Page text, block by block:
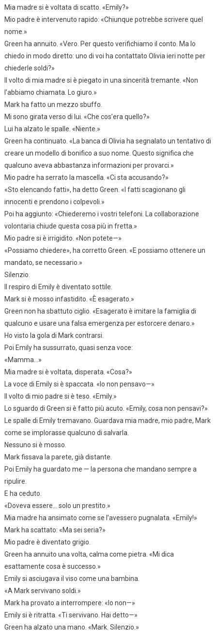
Mia madre si è voltata di scatto. «Emily?»
Mio padre è intervenuto rapido: «Chiunque potrebbe scrivere quel
nome.»
Green ha annuito. «Vero. Per questo verifichiamo il conto. Ma lo
chiedo in modo diretto: uno di voi ha contattato Olivia ieri notte per
chiederle soldi?»
Il volto di mia madre si è piegato in una sincerità tremante. «Non
l’abbiamo chiamata. Lo giuro.»
Mark ha fatto un mezzo sbuffo.
Mi sono girata verso di lui. «Che cos’era quello?»
Lui ha alzato le spalle. «Niente.»
Green ha continuato. «La banca di Olivia ha segnalato un tentativo di
creare un modello di bonifico a suo nome. Questo significa che
qualcuno aveva abbastanza informazioni per provarci.»
Mio padre ha serrato la mascella. «Ci sta accusando?»
«Sto elencando fatti», ha detto Green. «I fatti scagionano gli
innocenti e prendono i colpevoli.»
Poi ha aggiunto: «Chiederemo i vostri telefoni. La collaborazione
volontaria chiude questa cosa più in fretta.»
Mio padre si è irrigidito. «Non potete—»
«Possiamo chiedere», ha corretto Green. «E possiamo ottenere un
mandato, se necessario.»
Silenzio.
Il respiro di Emily è diventato sottile.
Mark si è mosso infastidito. «È esagerato.»
Green non ha sbattuto ciglio. «Esagerato è imitare la famiglia di
qualcuno e usare una falsa emergenza per estorcere denaro.»
Ho visto la gola di Mark contrarsi.
Poi Emily ha sussurrato, quasi senza voce:
«Mamma…»
Mia madre si è voltata, disperata. «Cosa?»
La voce di Emily si è spaccata. «Io non pensavo—»
Il volto di mio padre si è teso. «Emily.»
Lo sguardo di Green si è fatto più acuto. «Emily, cosa non pensavi?»
Le spalle di Emily tremavano. Guardava mia madre, mio padre, Mark
come se implorasse qualcuno di salvarla.
Nessuno si è mosso.
Mark fissava la parete, già distante.
Poi Emily ha guardato me — la persona che mandano sempre a
ripulire.
E ha ceduto.
«Doveva essere… solo un prestito.»
Mia madre ha ansimato come se l’avessero pugnalata. «Emily!»
Mark ha scattato: «Ma sei seria?»
Mio padre è diventato grigio.
Green ha annuito una volta, calma come pietra. «Mi dica
esattamente cosa è successo.»
Emily si asciugava il viso come una bambina.
«A Mark servivano soldi.»
Mark ha provato a interrompere: «Io non—»
Emily si è ritratta. «Ti servivano. Hai detto—»
Green ha alzato una mano. «Mark. Silenzio.»